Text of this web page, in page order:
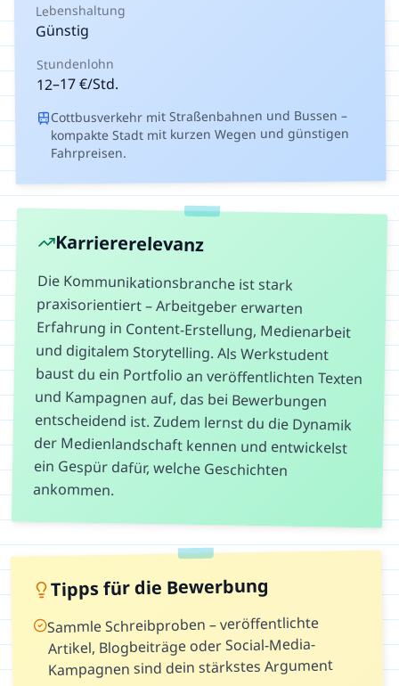
Lebenshaltung
Günstig
Stundenlohn
12–17€/Std.
Cottbusverkehr mit Straßenbahnen und Bussen –
kompakte Stadt mit kurzen Wegen und günstigen
Fahrpreisen.
Karriererelevanz
Die Kommunikationsbranche ist stark
praxisorientiert – Arbeitgeber erwarten
Erfahrung in Content-Erstellung, Medienarbeit
und digitalem Storytelling. Als Werkstudent
baust du ein Portfolio an veröffentlichten Texten
und Kampagnen auf, das bei Bewerbungen
entscheidend ist. Zudem lernst du die Dynamik
der Medienlandschaft kennen und entwickelst
ein Gespür dafür, welche Geschichten
ankommen.
Tipps für die Bewerbung
Sammle Schreibproben – veröffentlichte
Artikel, Blogbeiträge oder Social-Media-
Kampagnen sind dein stärkstes Argument